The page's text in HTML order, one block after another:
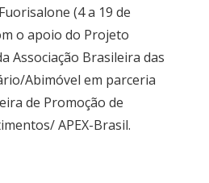
(4 a 19 de
o apoio do Projeto
Associação Brasileira das
Abimóvel em parceria
de Promoção de
APEX-Brasil.